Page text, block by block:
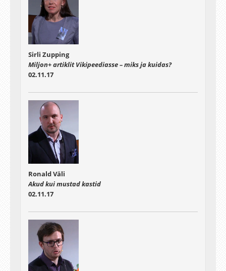
Sirli Zupping
Miljon+ artiklit Vikipeediasse – miks ja kuidas?
02.11.17
Ronald Väli
Akud kui mustad kastid
02.11.17